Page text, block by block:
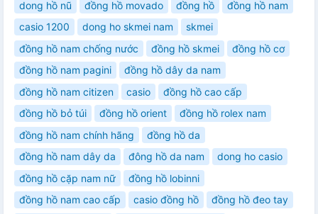
dong hồ nũ đồng hồ movado đồng hồ
đồng hồ nam
casio 1200
dong ho skmei nam
skmei
đồng hồ nam chống nước
đồng hồ skmei
đồng hồ cơ
đồng hồ nam pagini
đồng hồ dây da nam
đồng hồ nam citizen
casio
đồng hồ cao cấp
đồng hồ bỏ túi
đồng hồ orient
đồng hồ rolex nam
đồng hồ nam chính hãng
đồng hồ da
đồng hồ nam dây da
đông hồ da nam
dong ho casio
đồng hồ cặp nam nữ
đồng hồ lobinni
đồng hồ nam cao cấp
casio đồng hồ
đồng hồ đeo tay